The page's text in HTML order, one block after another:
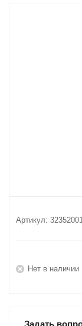
Артикул:
Нет в наличии
Задать